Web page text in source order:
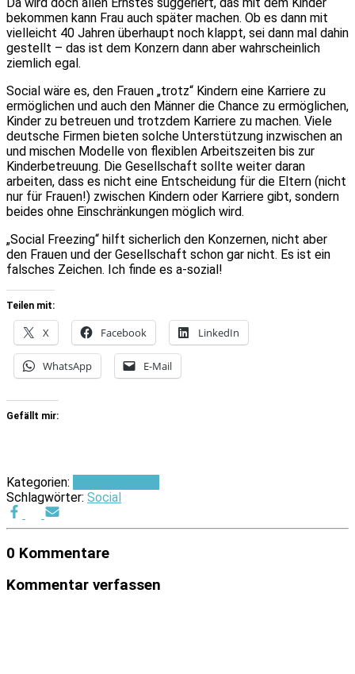
bekommen kann Frau auch später machen. Ob es dann mit
vielleicht 40 Jahren überhaupt noch klappt, sei dann mal dahin
gestellt – das ist dem Konzern dann aber wahrscheinlich
ziemlich egal.
Social wäre es, den Frauen „trotz“ Kindern eine Karriere zu
ermöglichen und auch den Männer die Chance zu ermöglichen,
Kinder zu betreuen und trotzdem Karriere zu machen. Viele
deutsche Firmen bieten solche Unterstützung inzwischen an
und mischen Modelle von flexiblen Arbeitszeiten bis zur
Kinderbetreuung. Die Gesellschaft sollte weiter daran
arbeiten, dass es nicht eine Entscheidung für die Eltern (nicht
nur für Frauen!) zwischen Kindern oder Karriere gibt, sondern
beides ohne Einschränkungen möglich wird.
„Social Freezing“ hilft sicherlich den Konzernen, nicht aber
den Frauen und der Gesellschaft schon gar nicht. Es ist ein
falsches Zeichen. Ich finde es a-sozial!
Teilen mit:
X Facebook LinkedIn
WhatsApp E-Mail
Gefällt mir:
Kategorien:
Schlagwörter: Social
0 Kommentare
Kommentar verfassen